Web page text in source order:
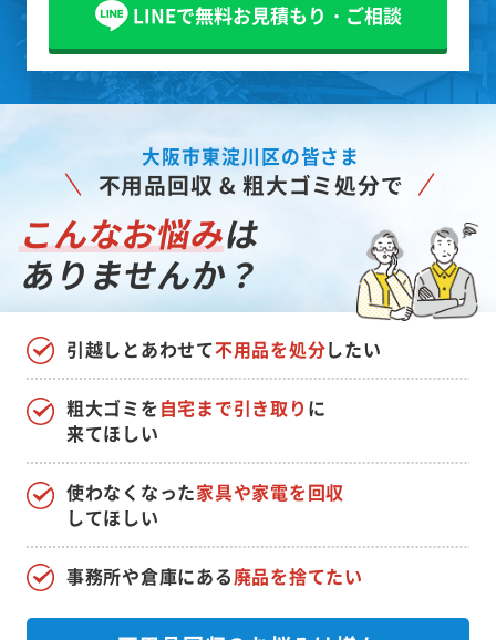
LINEで無料お見積もり・ご相談
大阪市東淀川区の皆さま
不用品回収 & 粗大ゴミ処分で
こんなお悩みは
ありませんか？
引越しとあわせて不用品を処分したい
使わなくなった家具や家電を回収
してほしい
粗大ゴミを自宅まで引き取り に
来てほしい
事務所や倉庫にある廃品を捨てたい